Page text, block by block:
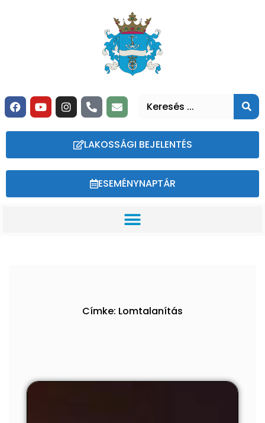
LAKOSSÁGI BEJELENTÉS
ESEMÉNYNAPTÁR
Címke: Lomtalanítás